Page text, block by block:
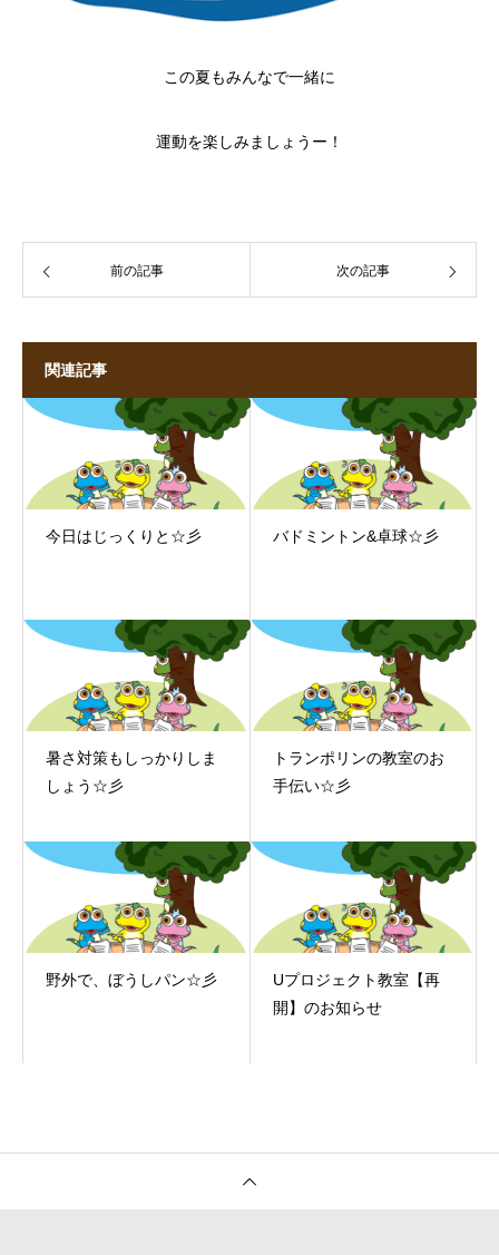
この夏もみんなで一緒に
運動を楽しみましょうー！
前の記事 次の記事
関連記事
今日はじっくりと☆彡 バドミントン&卓球☆彡
暑さ対策もしっかりしま
しょう☆彡
トランポリンの教室のお
手伝い☆彡
野外で、ぼうしパン☆彡
Uプロジェクト教室【再
開】のお知らせ